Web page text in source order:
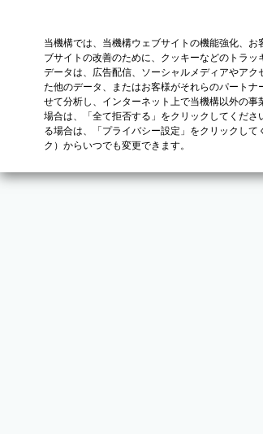
当機構では、当機構ウェブサイトの機能強化、
ブサイトの改善のために、クッキーなどのトラ
データは、広告配信、ソーシャルメディアやア
た他のデータ、またはお客様がそれらのパート
せて分析し、インターネット上で当機構以外の
場合は、「全て拒否する」をクリックしてくだ
る場合は、「プライバシー設定」をクリックし
ク）からいつでも変更できます。